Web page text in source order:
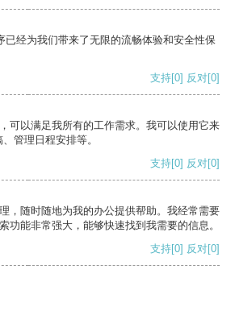
已经为我们带来了无限的流畅体验和安全性保
支持[0] 反对[0]
可以满足我所有的工作需求。我可以使用它来
管理日程安排等。
支持[0] 反对[0]
，随时随地为我的办公提供帮助。我经常需要
功能非常强大，能够快速找到我需要的信息。
支持[0] 反对[0]